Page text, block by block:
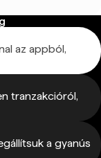
az appból,
tranzakcióról,
a gyanús